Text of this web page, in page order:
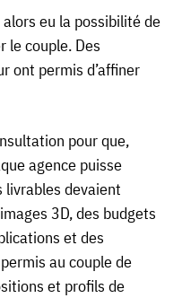
eu la possibilité de
le couple. Des
ont permis d’affiner
pour que,
agence puisse
livrables devaient
3D, des budgets
et des
au couple de
et profils de